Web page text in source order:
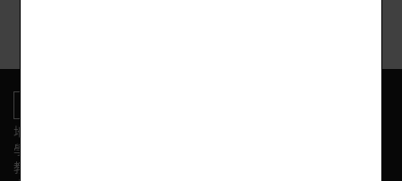
地址:新竹市東區光復路二段153號
學校電話
教務處:(03) 575-3584 學務處:(03) 575-3564